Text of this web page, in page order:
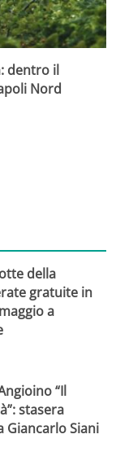
dentro il
Nord
della
gratuite in
a
“Il
stasera
Giancarlo Siani